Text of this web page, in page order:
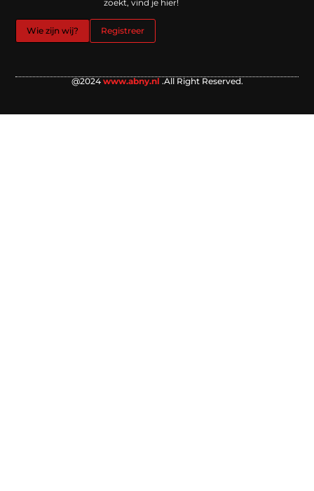
zoekt, vind je hier!
Wie zijn wij? Registreer
@2024 www.abny.nl .All Right Reserved.